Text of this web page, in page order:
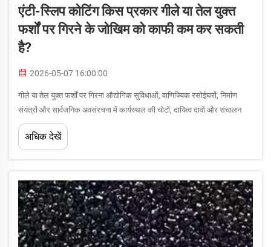
एंटी-स्लिप कोटिंग किस प्रकार गीले या तेल युक्त
फर्शों पर गिरने के जोखिम को काफी कम कर सकती
है?
2026-05-07 16:00:00
गीले या तेल युक्त फर्शों पर गिरना औद्योगिक सुविधाओं, वाणिज्यिक रसोईघरों, निर्माण
संयंत्रों और सार्वजनिक अवसंरचना में कार्यस्थल की चोटों, दायित्व दावों और संचालन
व्यवधियों के प्रमुख कारणों में से एक बना हुआ है। जब नमी, चिकनाई...
अधिक देखें